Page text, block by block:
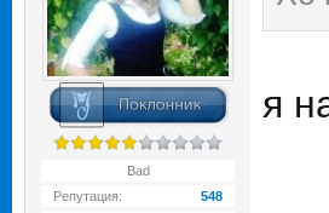
Bad
Репутация:
548
я